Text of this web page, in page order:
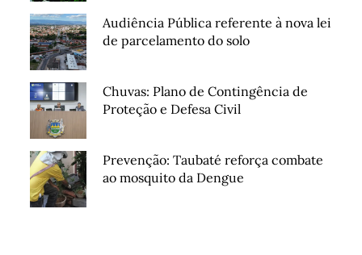
Audiência Pública referente à nova lei
de parcelamento do solo
Chuvas: Plano de Contingência de
Proteção e Defesa Civil
Prevenção: Taubaté reforça combate
ao mosquito da Dengue